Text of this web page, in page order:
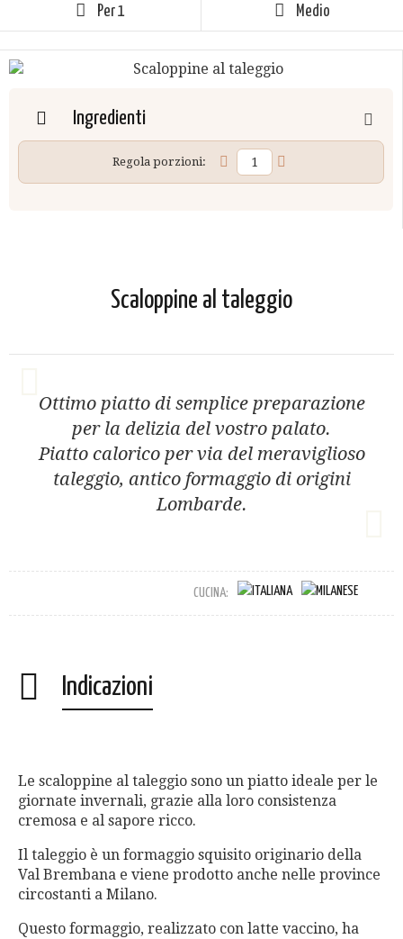
Per 1 Medio
Ingredienti
Regola porzioni:
Scaloppine al taleggio
Ottimo piatto di semplice preparazione
per la delizia del vostro palato.
Piatto calorico per via del meraviglioso
taleggio, antico formaggio di origini
Lombarde.
CUCINA:
Indicazioni
Le scaloppine al taleggio sono un piatto ideale per le
giornate invernali, grazie alla loro consistenza
cremosa e al sapore ricco.
Il taleggio è un formaggio squisito originario della
Val Brembana e viene prodotto anche nelle province
circostanti a Milano.
Questo formaggio, realizzato con latte vaccino, ha